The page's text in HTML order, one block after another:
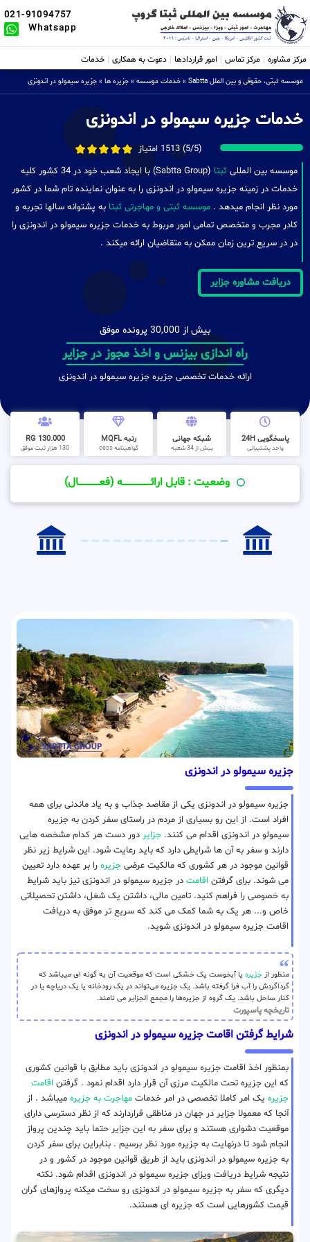
021-91094757
Whatsapp
مرکز مشاوره مرکز تماس امور قراردادها دعوت به همکاری خدمات
موسسه ثبتی، حقوقی و بین الملل Sabtta » خدمات موسسه » جزیره ها » جزیره سیمولو در اندونزی
خدمات جزیره سیمولو در اندونزی
(5/5) 1513 امتیاز
موسسه بین المللی ثبتا
(Sabtta Group) با ایجاد شعب خود در 34 کشور کلیه
خدمات در زمینه جزیره سیمولو در اندونزی را به عنوان نماینده تام شما در کشور
مورد نظر انجام میدهد . موسسه ثبتی و مهاجرتی ثبتا به پشتوانه سالها تجربه و
کادر مجرب و متخصص تمامی امور مربوط به خدمات جزیره سیمولو در اندونزی را
در در سریع ترین زمان ممکن به متقاضیان ارائه میکند .
دریافت مشاوره جزایر
بیش از 30,000 پرونده موفق
راه اندازی بیزنس و اخذ مجوز در جزایر
ارائه خدمات تخصصی جزیره جزیره سیمولو در اندونزی
پاسخگویی 24H
واحد پشتیبانی
شبکه جهانی
بیش از 34 شعبه
رتبه MQFL
گواهینامه cess
130.000 RG
130 هزار ثبت موفق
وضعیت : قابل ارائــــــــــــــــــــه (فعـــــــــــــــال)
جزیره سیمولو در اندونزی
جزیره سیمولو در اندونزی یکی از مقاصد جذاب و به یاد ماندنی برای همه
افراد است. از این رو بسیاری از مردم در راستای سفر کردن به جزیره
سیمولو در اندونزی اقدام می کنند. جزایر دور دست هر کدام مشخصه هایی
دارند و سفر به آن ها شرایطی دارد که باید رعایت شود. این شرایط زیر نظر
قوانین موجود در هر کشوری که مالکیت عرضی جزیره را بر عهده دارد تعیین
می شوند. برای گرفتن اقامت در جزیره سیمولو در اندونزی نیز باید شرایط
به خصوصی را فراهم کنید. تامین مالی، داشتن یک شغل، داشتن تحصیلاتی
خاص و... هر یک به شما کمک می کند که سریع تر موفق به دریافت
اقامت جزیره سیمولو در اندونزی شوید.
منظور از جَزیره یا آبخوست یک خشکی است که موقعیت آن به گونه ای میباشد که
گرداگردش را آب فرا گرفته باشد. یک جزیره می‌تواند در یک رودخانه یا یک دریاچه یا در
کنار ساحل باشد. یک گروه از جزیره‌ها را مجمع الجزایر می نامند.
تاریخچه پاسپورت
شرایط گرفتن اقامت جزیره سیمولو در اندونزی
بمنظور اخذ اقامت جزیره سیمولو در اندونزی باید مطابق با قوانین کشوری
که این جزیره تحت مالکیت مرزی آن قرار دارد اقدام نمود . گرفتن اقامت
جزیره یک امر کاملا تخصصی در امر خدمات مهاجرت به جزیره میباشد . از
آنجا که معمولا جزایر در جهان در مناطقی قراردارند که از نظر دسترسی دارای
موقعیت دشواری هستند و برای سفر به این جزایر حتما باید چندین پرواز
انجام شود تا درنهایت به جزیره مورد نظر برسیم . بنابراین برای سفر کردن
به جزیره سیمولو در اندونزی باید از طریق قوانین موجود در کشور و در
نتیجه شرایط دریافت ویزای جزیره سیمولو در اندونزی اقدام شود. نکته
دیگری که سفر به جزیره سیمولو در اندونزی رو سخت میکنه پروازهای گران
قیمت کشورهایی است که جزیره ای هستند.